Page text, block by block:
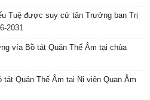
Tuệ được suy cử tân Trưởng ban Trị
2031
vía Bồ tát Quán Thế Âm tại chùa
Quán Thế Âm tại Ni viện Quan Âm